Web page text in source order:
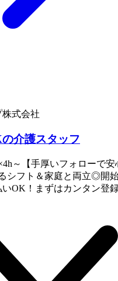
式会社
介護スタッフ
～【手厚いフォローで
シフト＆家庭と両立◎開
OK！まずはカンタン登